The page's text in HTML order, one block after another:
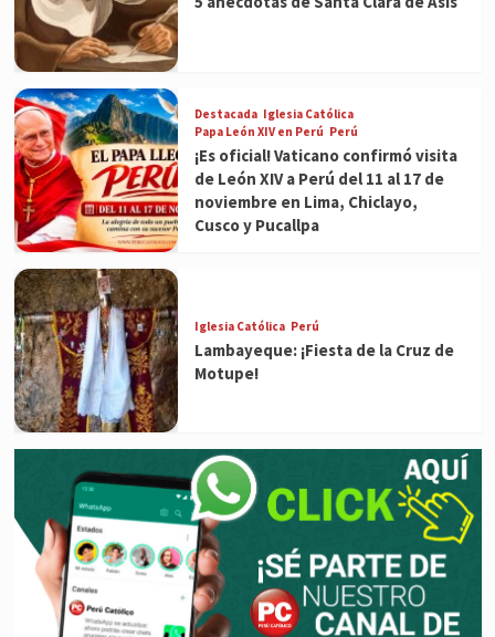
Destacada Iglesia Católica
Papa León XIV en Perú Perú
¡Es oficial! Vaticano confirmó visita
de León XIV a Perú del 11 al 17 de
noviembre en Lima, Chiclayo,
Cusco y Pucallpa
Iglesia Católica Perú
Lambayeque: ¡Fiesta de la Cruz de
Motupe!